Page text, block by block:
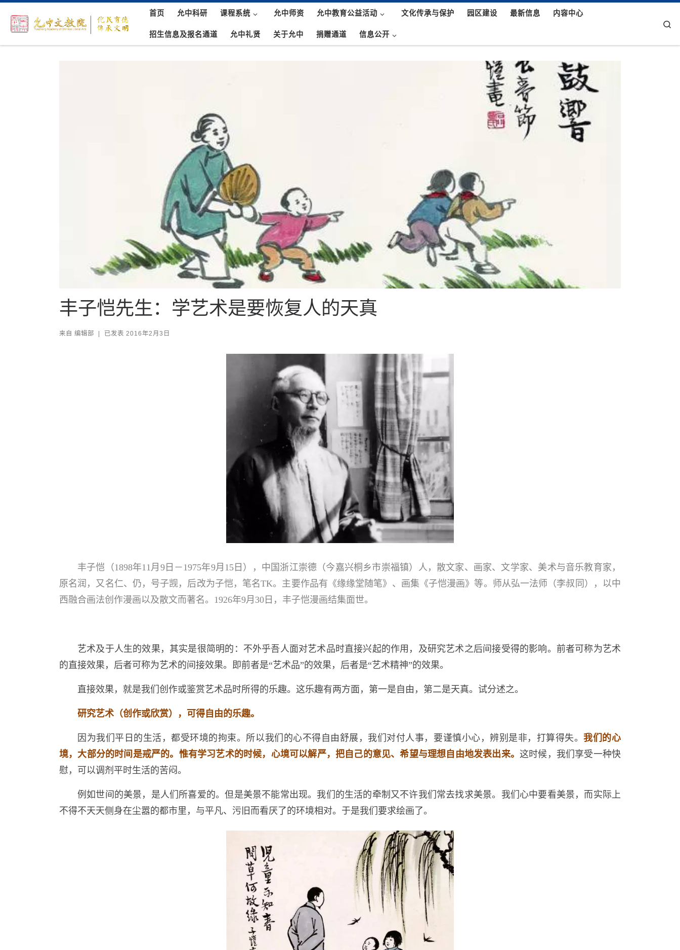
Skip to content 首页 允中科研 课程系统 允中师资 允中教育公益活动 文化传承与保护 园区建设 最新信息 内容中心
招生信息及报名通道 允中礼贤 关于允中 捐赠通道 信息公开
丰子恺先生：学艺术是要恢复人的天真
来自 编辑部 已发表 2016年2月3日
丰子恺（1898年11月9日－1975年9月15日），中国浙江崇德（今嘉兴桐乡市崇福镇）人，散文家、画家、文学家、美术与音乐教育家，
原名润，又名仁、仍，号子觊，后改为子恺，笔名TK。主要作品有《缘缘堂随笔》、画集《子恺漫画》等。师从弘一法师（李叔同），以中
西融合画法创作漫画以及散文而著名。1926年9月30日，丰子恺漫画结集面世。
艺术及于人生的效果，其实是很简明的：不外乎吾人面对艺术品时直接兴起的作用，及研究艺术之后间接受得的影响。前者可称为艺术
的直接效果，后者可称为艺术的间接效果。即前者是“艺术品”的效果，后者是“艺术精神”的效果。
直接效果，就是我们创作或鉴赏艺术品时所得的乐趣。这乐趣有两方面，第一是自由，第二是天真。试分述之。
研究艺术（创作或欣赏），可得自由的乐趣。
因为我们平日的生活，都受环境的拘束。所以我们的心不得自由舒展，我们对付人事，要谨慎小心，辨别是非，打算得失。我们的心
境，大部分的时间是戒严的。惟有学习艺术的时候，心境可以解严，把自己的意见、希望与理想自由地发表出来。 这时候，我们享受一种快
慰，可以调剂平时生活的苦闷。
例如世间的美景，是人们所喜爱的。但是美景不能常出现。我们的生活的牵制又不许我们常去找求美景。我们心中要看美景，而实际上
不得不天天侧身在尘嚣的都市里，与平凡、污旧而看厌了的环境相对。于是我们要求绘画了。